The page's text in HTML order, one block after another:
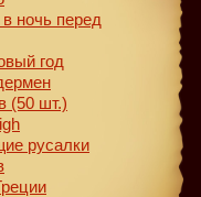
ночь перед
год
(50 шт.)
русалки